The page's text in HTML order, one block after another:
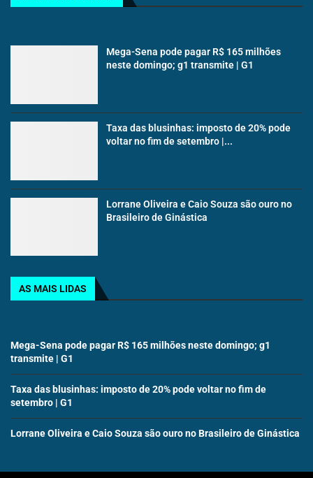
Mega-Sena pode pagar R$ 165 milhões
neste domingo; g1 transmite | G1
Taxa das blusinhas: imposto de 20% pode
voltar no fim de setembro |...
Lorrane Oliveira e Caio Souza são ouro no
Brasileiro de Ginástica
AS MAIS LIDAS
Mega-Sena pode pagar R$ 165 milhões neste domingo; g1
transmite | G1
Taxa das blusinhas: imposto de 20% pode voltar no fim de
setembro | G1
Lorrane Oliveira e Caio Souza são ouro no Brasileiro de Ginástica